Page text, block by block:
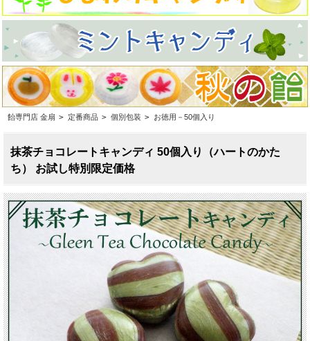
飴専門店 金扇 > 定番商品 > 個別包装 > お徳用－50個入り
抹茶チョコレートキャンディ 50個入り（ハートのかた
ち） お試し特別限定価格